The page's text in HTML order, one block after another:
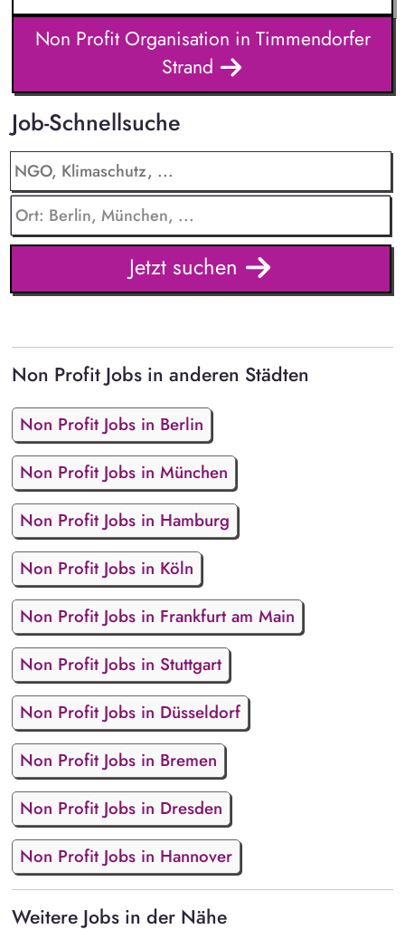
Non Profit Organisation in Timmendorfer
Strand
Job-Schnellsuche
Jetzt suchen
Non Profit Jobs in anderen Städten
Non Profit Jobs in Berlin
Non Profit Jobs in München
Non Profit Jobs in Hamburg
Non Profit Jobs in Köln
Non Profit Jobs in Frankfurt am Main
Non Profit Jobs in Stuttgart
Non Profit Jobs in Düsseldorf
Non Profit Jobs in Bremen
Non Profit Jobs in Dresden
Non Profit Jobs in Hannover
Weitere Jobs in der Nähe